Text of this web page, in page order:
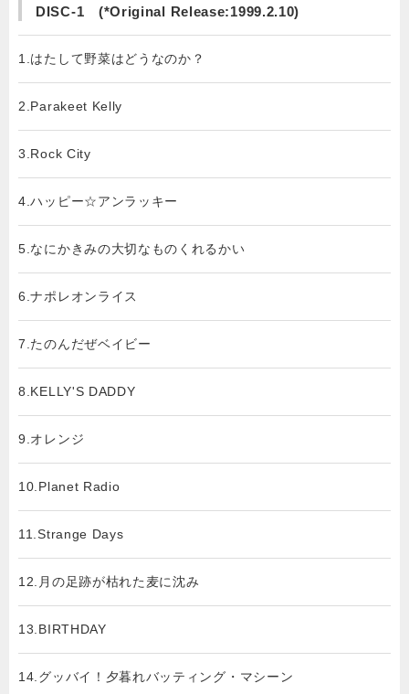
DISC-1 (*Original Release:1999.2.10)
1.はたして野菜はどうなのか？
2.Parakeet Kelly
3.Rock City
4.ハッピー☆アンラッキー
5.なにかきみの大切なものくれるかい
6.ナポレオンライス
7.たのんだぜベイビー
8.KELLY'S DADDY
9.オレンジ
10.Planet Radio
11.Strange Days
12.月の足跡が枯れた麦に沈み
13.BIRTHDAY
14.グッバイ！夕暮れバッティング・マシーン